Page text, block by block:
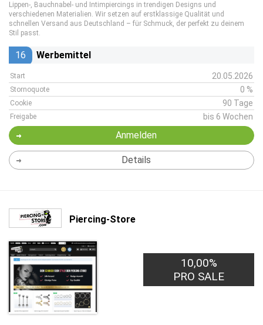
Lippen-, Bauchnabel- und Intimpiercings in trendigen Designs und
verschiedenen Materialien. Wir setzen auf erstklassige Qualität und
schnellen Versand aus Deutschland – für Schmuck, der perfekt zu deinem
Stil passt.
16 Werbemittel
Start 20.05.2026
Stornoquote 0 %
Cookie 90 Tage
Freigabe bis 6 Wochen
Anmelden
Details
Piercing-Store
10,00%
PRO SALE